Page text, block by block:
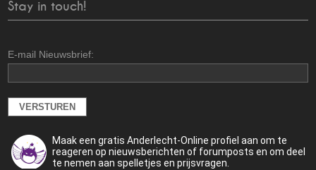
Stay in touch!
E-mail Nieuwsbrief:
Maak een gratis Anderlecht-Online profiel aan om te
reageren op nieuwsberichten of forumposts en om deel
te nemen aan spelletjes en prijsvragen.